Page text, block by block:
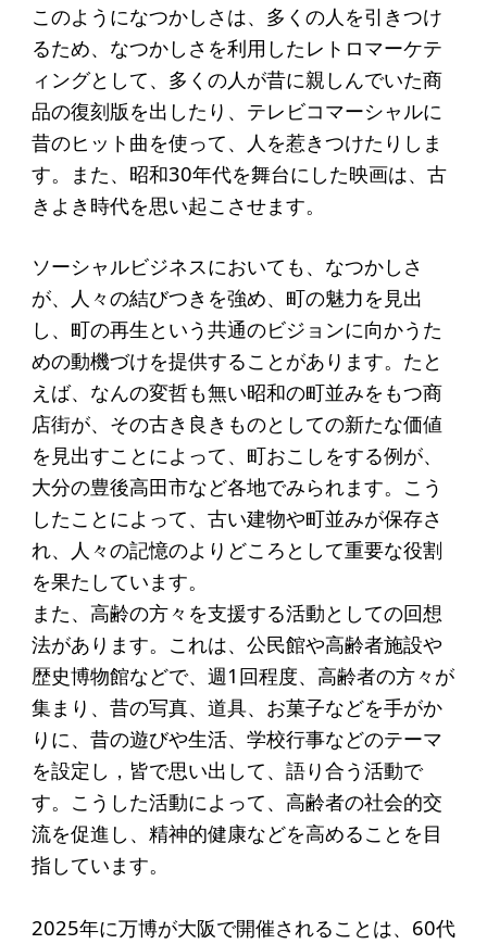
お手続き
寄付支援者
ニュース・コラム
ニュース
このようになつかしさは、多くの人を引きつけ
るため、なつかしさを利用したレトロマーケテ
ィングとして、多くの人が昔に親しんでいた商
品の復刻版を出したり、テレビコマーシャルに
昔のヒット曲を使って、人を惹きつけたりしま
す。また、昭和30年代を舞台にした映画は、古
きよき時代を思い起こさせます。
ソーシャルビジネスにおいても、なつかしさ
が、人々の結びつきを強め、町の魅力を見出
し、町の再生という共通のビジョンに向かうた
めの動機づけを提供することがあります。たと
えば、なんの変哲も無い昭和の町並みをもつ商
店街が、その古き良きものとしての新たな価値
を見出すことによって、町おこしをする例が、
大分の豊後高田市など各地でみられます。こう
したことによって、古い建物や町並みが保存さ
れ、人々の記憶のよりどころとして重要な役割
を果たしています。
また、高齢の方々を支援する活動としての回想
法があります。これは、公民館や高齢者施設や
歴史博物館などで、週1回程度、高齢者の方々が
集まり、昔の写真、道具、お菓子などを手がか
りに、昔の遊びや生活、学校行事などのテーマ
を設定し，皆で思い出して、語り合う活動で
す。こうした活動によって、高齢者の社会的交
流を促進し、精神的健康などを高めることを目
指しています。
2025年に万博が大阪で開催されることは、60代